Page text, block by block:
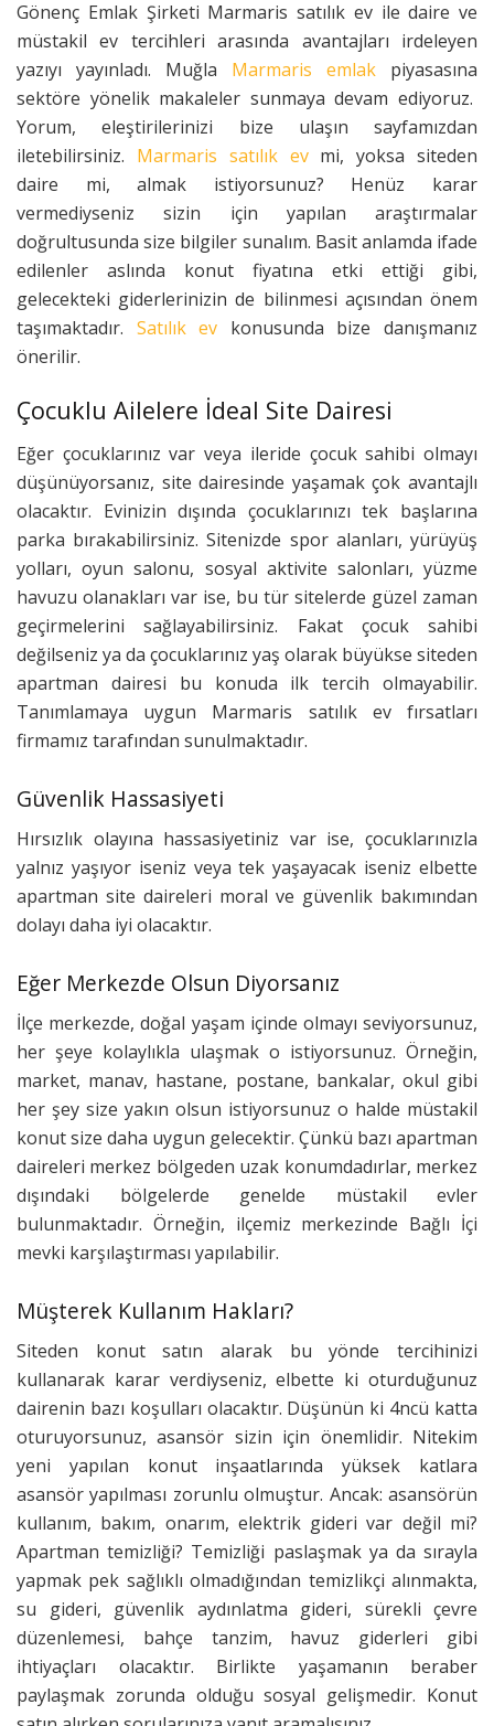
Gönenç Emlak Şirketi Marmaris satılık ev ile daire ve
müstakil ev tercihleri arasında avantajları irdeleyen
yazıyı yayınladı. Muğla Marmaris emlak piyasasına
sektöre yönelik makaleler sunmaya devam ediyoruz.
Yorum, eleştirilerinizi bize ulaşın sayfamızdan
iletebilirsiniz. Marmaris satılık evmi, yoksa siteden
daire mi, almak istiyorsunuz? Henüz karar
vermediyseniz sizin için yapılan araştırmalar
doğrultusunda size bilgiler sunalım. Basit anlamda ifade
edilenler aslında konut fiyatına etki ettiği gibi,
gelecekteki giderlerinizin de bilinmesi açısından önem
taşımaktadır. Satılık ev konusunda bize danışmanız
önerilir.
Çocuklu Ailelere İdeal Site Dairesi
Eğer çocuklarınız var veya ileride çocuk sahibi olmayı
düşünüyorsanız, site dairesinde yaşamak çok avantajlı
olacaktır. Evinizin dışında çocuklarınızı tek başlarına
parka bırakabilirsiniz. Sitenizde spor alanları, yürüyüş
yolları, oyun salonu, sosyal aktivite salonları, yüzme
havuzu olanakları var ise, bu tür sitelerde güzel zaman
geçirmelerini sağlayabilirsiniz. Fakat çocuk sahibi
değilseniz ya da çocuklarınız yaş olarak büyükse siteden
apartman dairesi bu konuda ilk tercih olmayabilir.
Tanımlamaya uygun Marmaris satılık ev fırsatları
firmamız tarafından sunulmaktadır.
Güvenlik Hassasiyeti
Hırsızlık olayına hassasiyetiniz var ise, çocuklarınızla
yalnız yaşıyor iseniz veya tek yaşayacak iseniz elbette
apartman site daireleri moral ve güvenlik bakımından
dolayı daha iyi olacaktır.
Eğer Merkezde Olsun Diyorsanız
İlçe merkezde, doğal yaşam içinde olmayı seviyorsunuz,
her şeye kolaylıkla ulaşmak o istiyorsunuz. Örneğin,
market, manav, hastane, postane, bankalar, okul gibi
her şey size yakın olsun istiyorsunuz o halde müstakil
konut size daha uygun gelecektir. Çünkü bazı apartman
daireleri merkez bölgeden uzak konumdadırlar, merkez
dışındaki bölgelerde genelde müstakil evler
bulunmaktadır. Örneğin, ilçemiz merkezinde Bağlı İçi
mevki karşılaştırması yapılabilir.
Müşterek Kullanım Hakları?
Siteden konut satın alarak bu yönde tercihinizi
kullanarak karar verdiyseniz, elbette ki oturduğunuz
dairenin bazı koşulları olacaktır. Düşünün ki 4ncü katta
oturuyorsunuz, asansör sizin için önemlidir. Nitekim
yeni yapılan konut inşaatlarında yüksek katlara
asansör yapılması zorunlu olmuştur. Ancak: asansörün
kullanım, bakım, onarım, elektrik gideri var değil mi?
Apartman temizliği? Temizliği paslaşmak ya da sırayla
yapmak pek sağlıklı olmadığından temizlikçi alınmakta,
su gideri, güvenlik aydınlatma gideri, sürekli çevre
düzenlemesi, bahçe tanzim, havuz giderleri gibi
ihtiyaçları olacaktır. Birlikte yaşamanın beraber
paylaşmak zorunda olduğu sosyal gelişmedir. Konut